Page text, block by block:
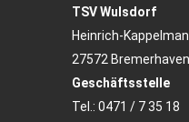
TSV Wulsdorf
Heinrich-
27572 Bremerhaven
Geschäftsstelle
Tel.: 0471 / 7 35 18